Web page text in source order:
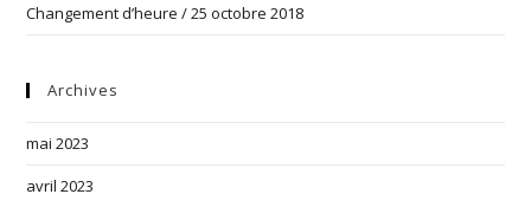
Changement d’heure / 25 octobre 2018
Archives
mai 2023
avril 2023